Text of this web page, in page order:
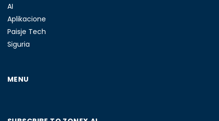
AI
Aplikacione
Paisje Tech
Siguria
MENU